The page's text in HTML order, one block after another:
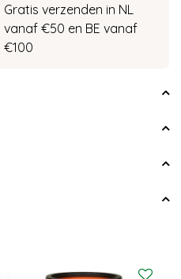
Gratis verzenden in NL
vanaf €50 en BE vanaf
€100